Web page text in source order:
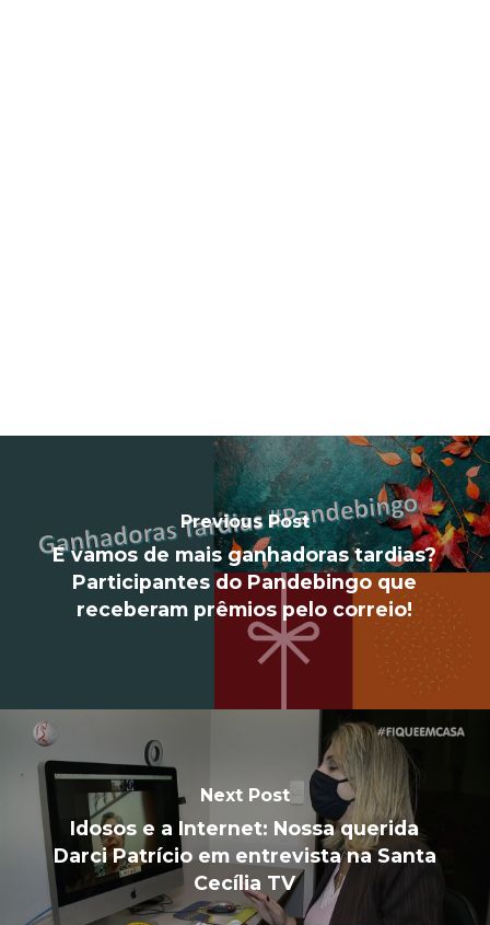
Previous Post
E vamos de mais ganhadoras tardias?
Participantes do Pandebingo que
receberam prêmios pelo correio!
Next Post
Idosos e a Internet: Nossa querida
Darci Patrício em entrevista na Santa
Cecília TV